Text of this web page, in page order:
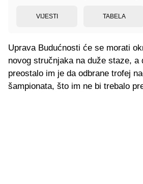
VIJESTI TABELA
Uprava Budućnosti će se morati
novog stručnjaka na duže staze, a
preostalo im je da odbrane trofej
šampionata, što im ne bi trebalo